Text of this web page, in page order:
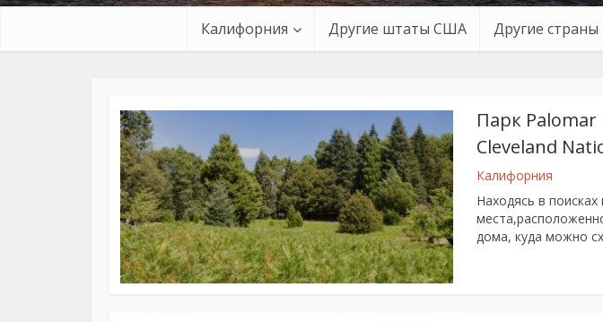
Калифорния Другие штаты США Другие страны
Парк
Cleveland
Калифорния
Находясь в поисках
дома, куда можно